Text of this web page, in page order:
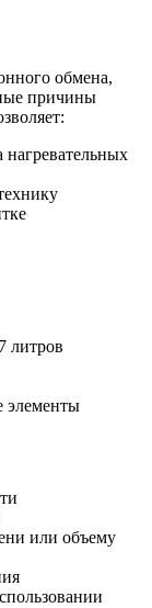
обмена,
причины
нагревательных
литров
элементы
или объему